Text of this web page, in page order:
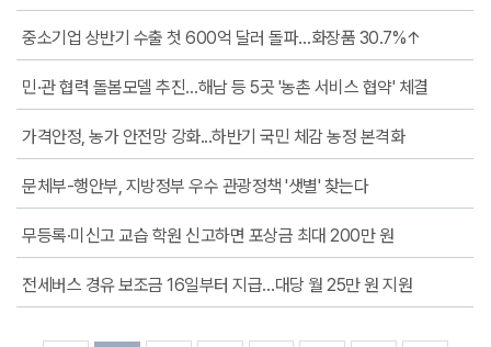
중소기업 상반기 수출 첫 600억 달러 돌파…화장품 30.7%↑
민·관 협력 돌봄모델 추진…해남 등 5곳 '농촌 서비스 협약' 체결
가격안정, 농가 안전망 강화...하반기 국민 체감 농정 본격화
문체부-행안부, 지방정부 우수 관광정책 '샛별' 찾는다
무등록·미신고 교습 학원 신고하면 포상금 최대 200만 원
전세버스 경유 보조금 16일부터 지급…대당 월 25만 원 지원